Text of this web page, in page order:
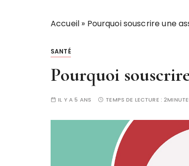
Accueil » Pourquoi souscrire une
SANTÉ
Pourquoi
IL Y A 5 ANS TEMPS DE LECTURE :